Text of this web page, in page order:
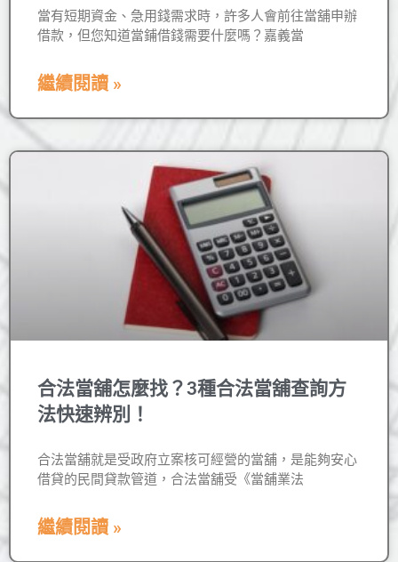
當有短期資金、急用錢需求時，許多人會前往當舖申辦
借款，但您知道當鋪借錢需要什麼嗎？嘉義當
繼續閱讀 »
合法當舖怎麼找？3種合法當舖查詢方
法快速辨別！
合法當舖就是受政府立案核可經營的當舖，是能夠安心
借貸的民間貸款管道，合法當舖受《當舖業法
繼續閱讀 »